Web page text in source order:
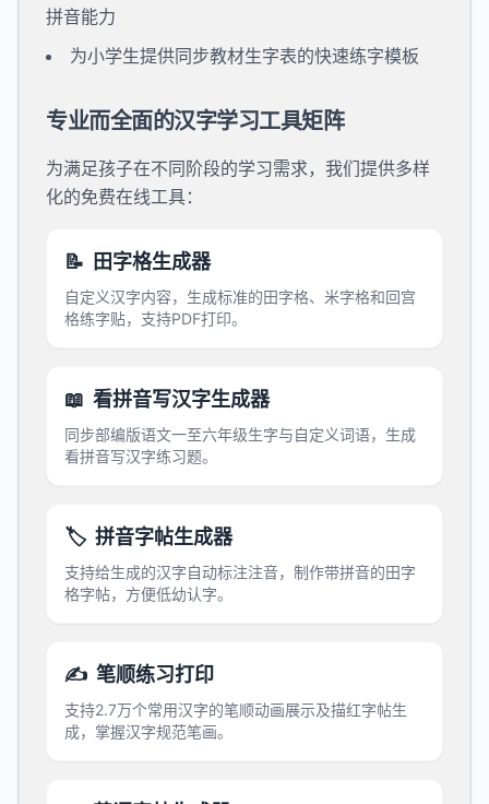
拼音能力
为小学生提供同步教材生字表的快速练字模板
专业而全面的汉字学习工具矩阵
为满足孩子在不同阶段的学习需求，我们提供多样
化的免费在线工具：
📝 田字格生成器
自定义汉字内容，生成标准的田字格、米字格和回宫
格练字贴，支持PDF打印。
📖 看拼音写汉字生成器
同步部编版语文一至六年级生字与自定义词语，生成
看拼音写汉字练习题。
🏷️ 拼音字帖生成器
支持给生成的汉字自动标注注音，制作带拼音的田字
格字帖，方便低幼认字。
✍️ 笔顺练习打印
支持2.7万个常用汉字的笔顺动画展示及描红字帖生
成，掌握汉字规范笔画。